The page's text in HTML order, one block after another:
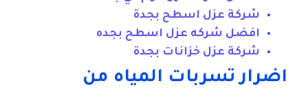
شركة عزل اسطح بجدة
افضل شركه عزل اسطح بجده
شركة عزل خزانات بجدة
اضرار تسربات المياه من